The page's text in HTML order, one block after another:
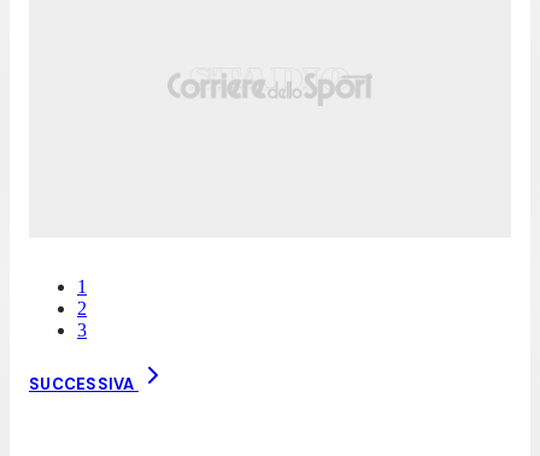
1
2
3
SUCCESSIVA